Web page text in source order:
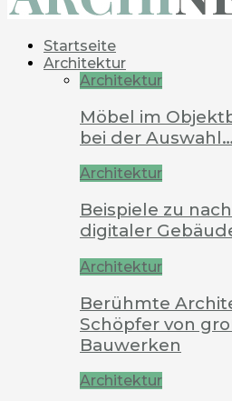
Startseite
Architektur
Architektur
Möbel im
bei der Auswahl…
Architektur
Beispiele zu
digitaler
Architektur
Berühmte
Schöpfer von
Bauwerken
Architektur